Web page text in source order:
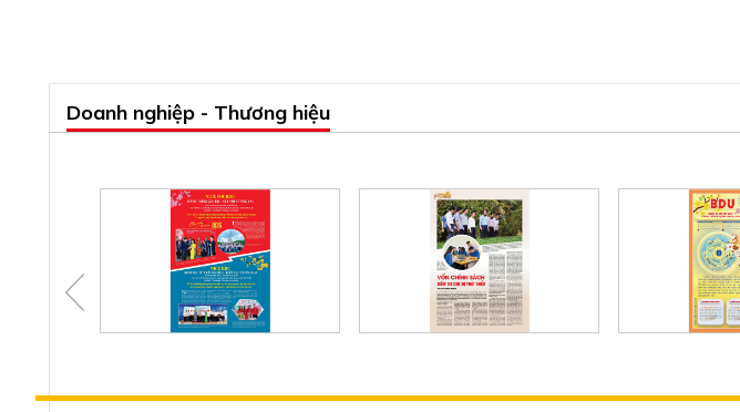
Doanh nghiệp - Thương hiệu